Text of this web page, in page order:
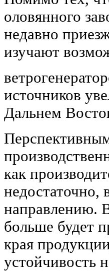
оловянного
недавно
изучают
источников
Дальнем
как
недостаточно,
направлению.
больше будет
края
устойчивость